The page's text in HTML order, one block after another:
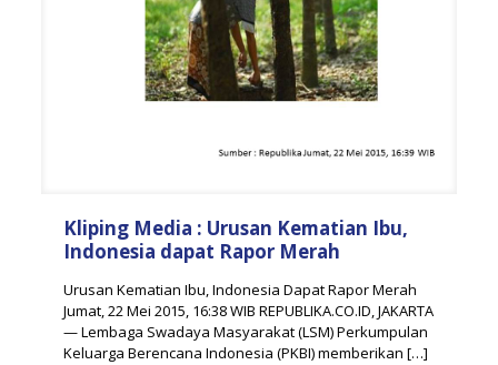
Kliping Media : Urusan Kematian Ibu,
Indonesia dapat Rapor Merah
Urusan Kematian Ibu, Indonesia Dapat Rapor Merah
Jumat, 22 Mei 2015, 16:38 WIB REPUBLIKA.CO.ID, JAKARTA
— Lembaga Swadaya Masyarakat (LSM) Perkumpulan
Keluarga Berencana Indonesia (PKBI) memberikan […]